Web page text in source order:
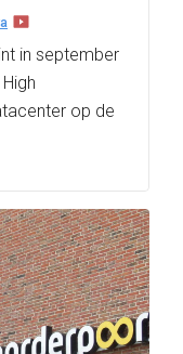
in september
op de